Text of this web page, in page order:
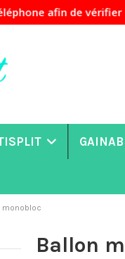
de vérifier la
monobloc
Ballon